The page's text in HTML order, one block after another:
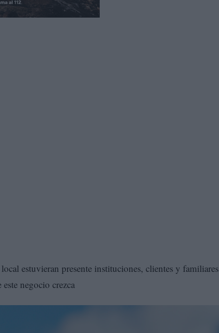
estuvieran presente instituciones, clientes y familiares
negocio crezca